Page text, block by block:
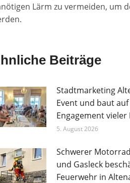
Lärm zu vermeiden, um
Beiträge
Stadtmarketing
Event und baut auf
Engagement vieler
5. August 2026
Schwerer
und Gasleck
Feuerwehr in